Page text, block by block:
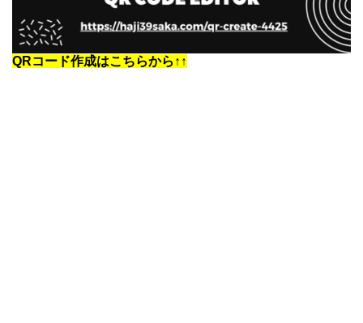
QRコード作成はこちらから↑↑